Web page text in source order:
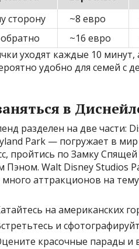
сторону
~8 евро
~16 евро
уходят каждые 10
удобно для семей с
в
разделен на две части:
Park — погружает в мир
пройтись по Замку
Пэном. Walt Disney Studios
аттракционов на
на американских
и
красочные парады и